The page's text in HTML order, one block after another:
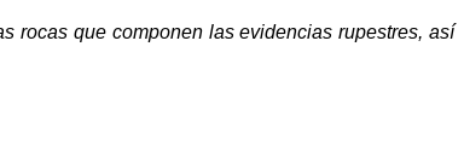
rocas que componen las evidencias rupestres, así